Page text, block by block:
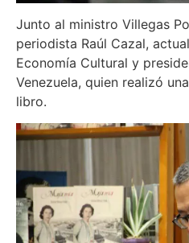
Junto al ministro Villegas
periodista Raúl Cazal,
Economía Cultural y
Venezuela, quien realizó
libro.